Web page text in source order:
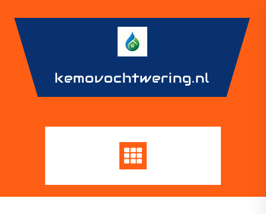
content
kemovochtwering.nl